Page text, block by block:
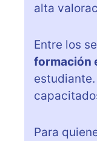
alta
Entre los
formación
Para